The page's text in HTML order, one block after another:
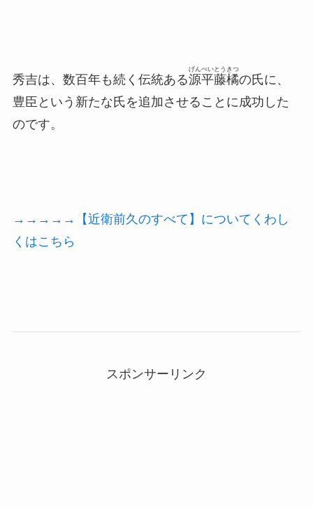
秀吉は、数百年も続く伝統ある源平藤橘
げんぺいとうきつ
の氏に、
豊臣という新たな氏を追加させることに成功した
のです。
→→→→→【近衛前久のすべて】についてくわし
くはこちら
スポンサーリンク